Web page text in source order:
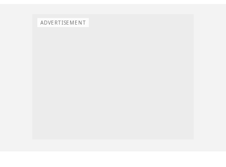
ADVERTISEMENT